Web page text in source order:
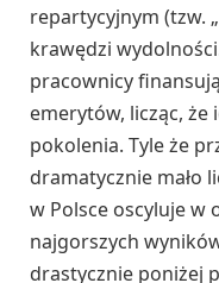
repartycyjnym (tzw.
krawędzi
pracownicy
emerytów, licząc, że
pokolenia. Tyle że
dramatycznie mało
w Polsce oscyluje w
najgorszych
drastycznie poniżej